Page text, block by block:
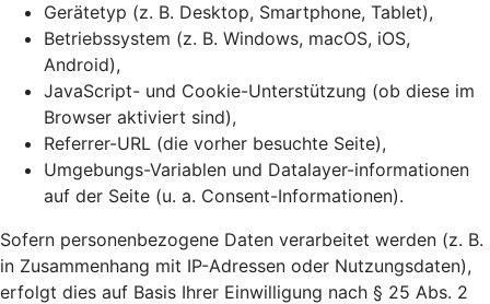
Gerätetyp (z. B. Desktop, Smartphone, Tablet),
Betriebssystem (z. B. Windows, macOS, iOS,
Android),
JavaScript- und Cookie-Unterstützung (ob diese im
Browser aktiviert sind),
Referrer-URL (die vorher besuchte Seite),
Umgebungs-Variablen und Datalayer-informationen
auf der Seite (u. a. Consent-Informationen).
Sofern personenbezogene Daten verarbeitet werden (z. B.
in Zusammenhang mit IP-Adressen oder Nutzungsdaten),
erfolgt dies auf Basis Ihrer Einwilligung nach § 25 Abs. 2